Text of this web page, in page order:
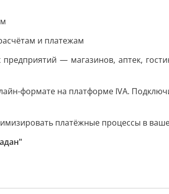
и платежам
предприятий — магазинов, аптек,
формате на платформе IVA.
платёжные процессы в